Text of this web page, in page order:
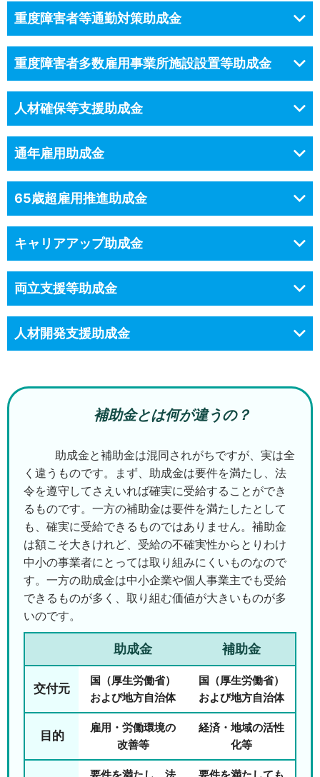
重度障害者等通勤対策助成金
重度障害者多数雇用事業所施設設置等助成金
人材確保等支援助成金
通年雇用助成金
65歳超雇用推進助成金
キャリアアップ助成金
両立支援等助成金
人材開発支援助成金
補助金とは何が違うの？
助成金と補助金は混同されがちですが、実は全
く違うものです。まず、助成金は要件を満たし、法
令を遵守してさえいれば確実に受給することができ
るものです。一方の補助金は要件を満たしたとして
も、確実に受給できるものではありません。補助金
は額こそ大きけれど、受給の不確実性からとりわけ
中小の事業者にとっては取り組みにくいものなので
す。一方の助成金は中小企業や個人事業主でも受給
できるものが多く、取り組む価値が大きいものが多
いのです。
助成金 補助金
交付元
国（厚生労働省）
および地方自治体
国（厚生労働省）
および地方自治体
目的
雇用・労働環境の
改善等
経済・地域の活性
化等